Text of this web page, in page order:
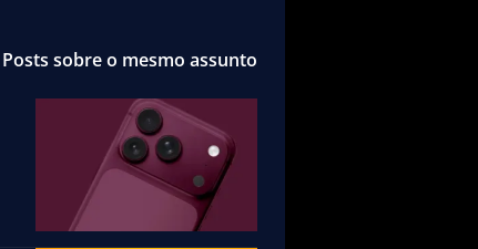
Posts sobre o mesmo assunto